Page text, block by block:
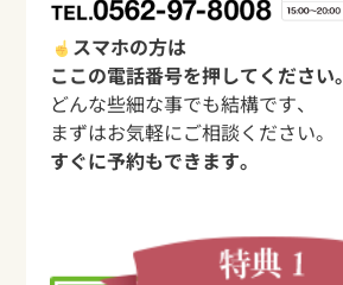
スマホの方は
ここの電話番号を押してください。
どんな些細な事でも結構です、
まずはお気軽にご相談ください。
すぐに予約もできます。